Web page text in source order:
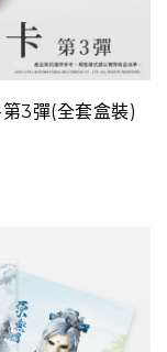
3彈(全套盒裝)